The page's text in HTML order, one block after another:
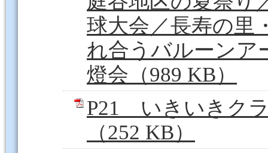
球大会／長寿の里
れ合うバルーンア
燈会（989 KB）
P21 いきいきク
（252 KB）